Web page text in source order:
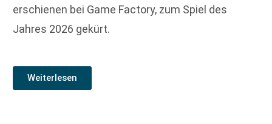
erschienen bei Game Factory, zum Spiel des
Jahres 2026 gekürt.
Weiterlesen